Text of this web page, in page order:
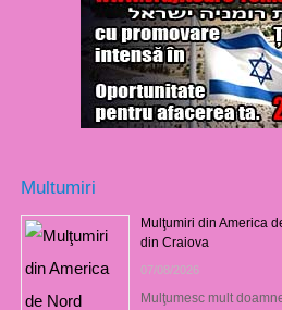
Multumiri
Mulţumiri din America
din Craiova
07/08/2026
Mulţumesc mult